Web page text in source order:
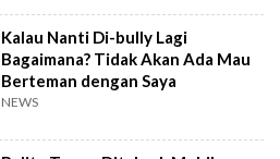
Kalau Nanti Di-bully Lagi
Bagaimana? Tidak Akan Ada Mau
Berteman dengan Saya
NEWS